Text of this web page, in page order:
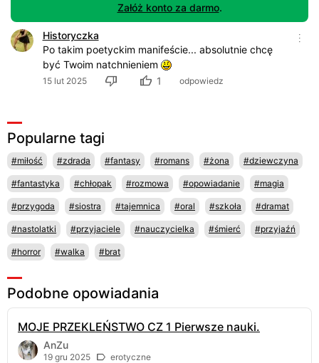
Załóż konto za darmo.
Historyczka
Po takim poetyckim manifeście... absolutnie chcę
być Twoim natchnieniem
15 lut 2025 1 odpowiedz
Popularne tagi
#miłość #zdrada #fantasy #romans #żona #dziewczyna
#fantastyka #chłopak #rozmowa #opowiadanie #magia
#przygoda #siostra #tajemnica #oral #szkoła #dramat
#nastolatki #przyjaciele #nauczycielka #śmierć #przyjaźń
#horror #walka #brat
Podobne opowiadania
MOJE PRZEKLEŃSTWO CZ 1 Pierwsze nauki.
AnZu
19 gru 2025 erotyczne